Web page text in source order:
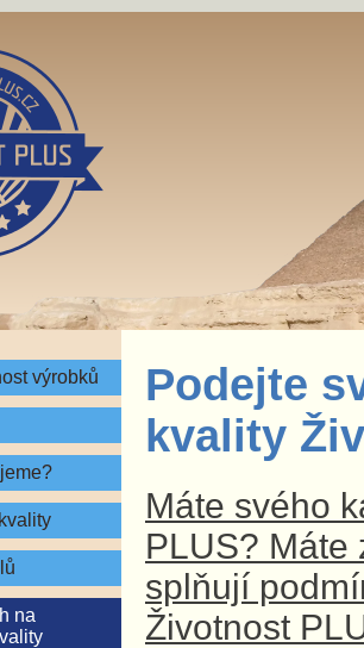
výrobků
na
Podejte
kvality
Máte svého
PLUS? Máte
splňují
Životnost